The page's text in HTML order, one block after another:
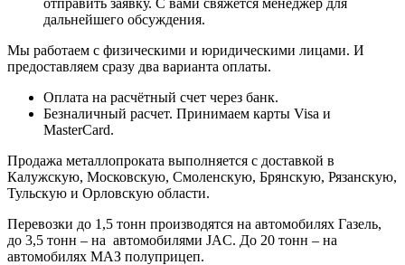
отправить заявку. С вами свяжется менеджер для
дальнейшего обсуждения.
Мы работаем с физическими и юридическими лицами. И
предоставляем сразу два варианта оплаты.
Оплата на расчётный счет через банк.
Безналичный расчет. Принимаем карты Visa и
MasterCard.
Продажа металлопроката выполняется с доставкой в
Калужскую, Московскую, Смоленскую, Брянскую, Рязанскую,
Тульскую и Орловскую области.
Перевозки до 1,5 тонн производятся на автомобилях Газель,
до 3,5 тонн – на автомобилями JAC. До 20 тонн – на
автомобилях МАЗ полуприцеп.